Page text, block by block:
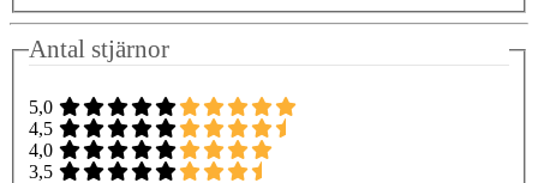
Antal stjärnor
5,0
4,5
4,0
3,5